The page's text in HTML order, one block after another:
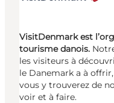
VisitDenmark est
tourisme danois.
les visiteurs à
le Danemark a à
vous y trouverez de
voir et à faire.